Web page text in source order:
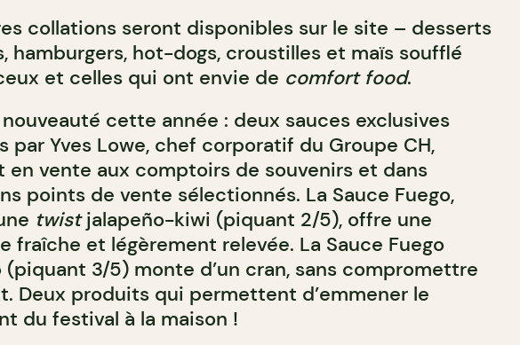
collations seront disponibles sur le site – desserts
hamburgers, hot-dogs, croustilles et maïs soufflé
et celles qui ont envie de comfort food.
cette année : deux sauces exclusives
par Yves Lowe, chef corporatif du Groupe CH,
en vente aux comptoirs de souvenirs et dans
points de vente sélectionnés. La Sauce Fuego,
twistjalapeño-kiwi (piquant 2/5), offre une
fraîche et légèrement relevée. La Sauce Fuego
(piquant 3/5) monte d’un cran, sans compromettre
Deux produits qui permettent d’emmener le
du festival à la maison !